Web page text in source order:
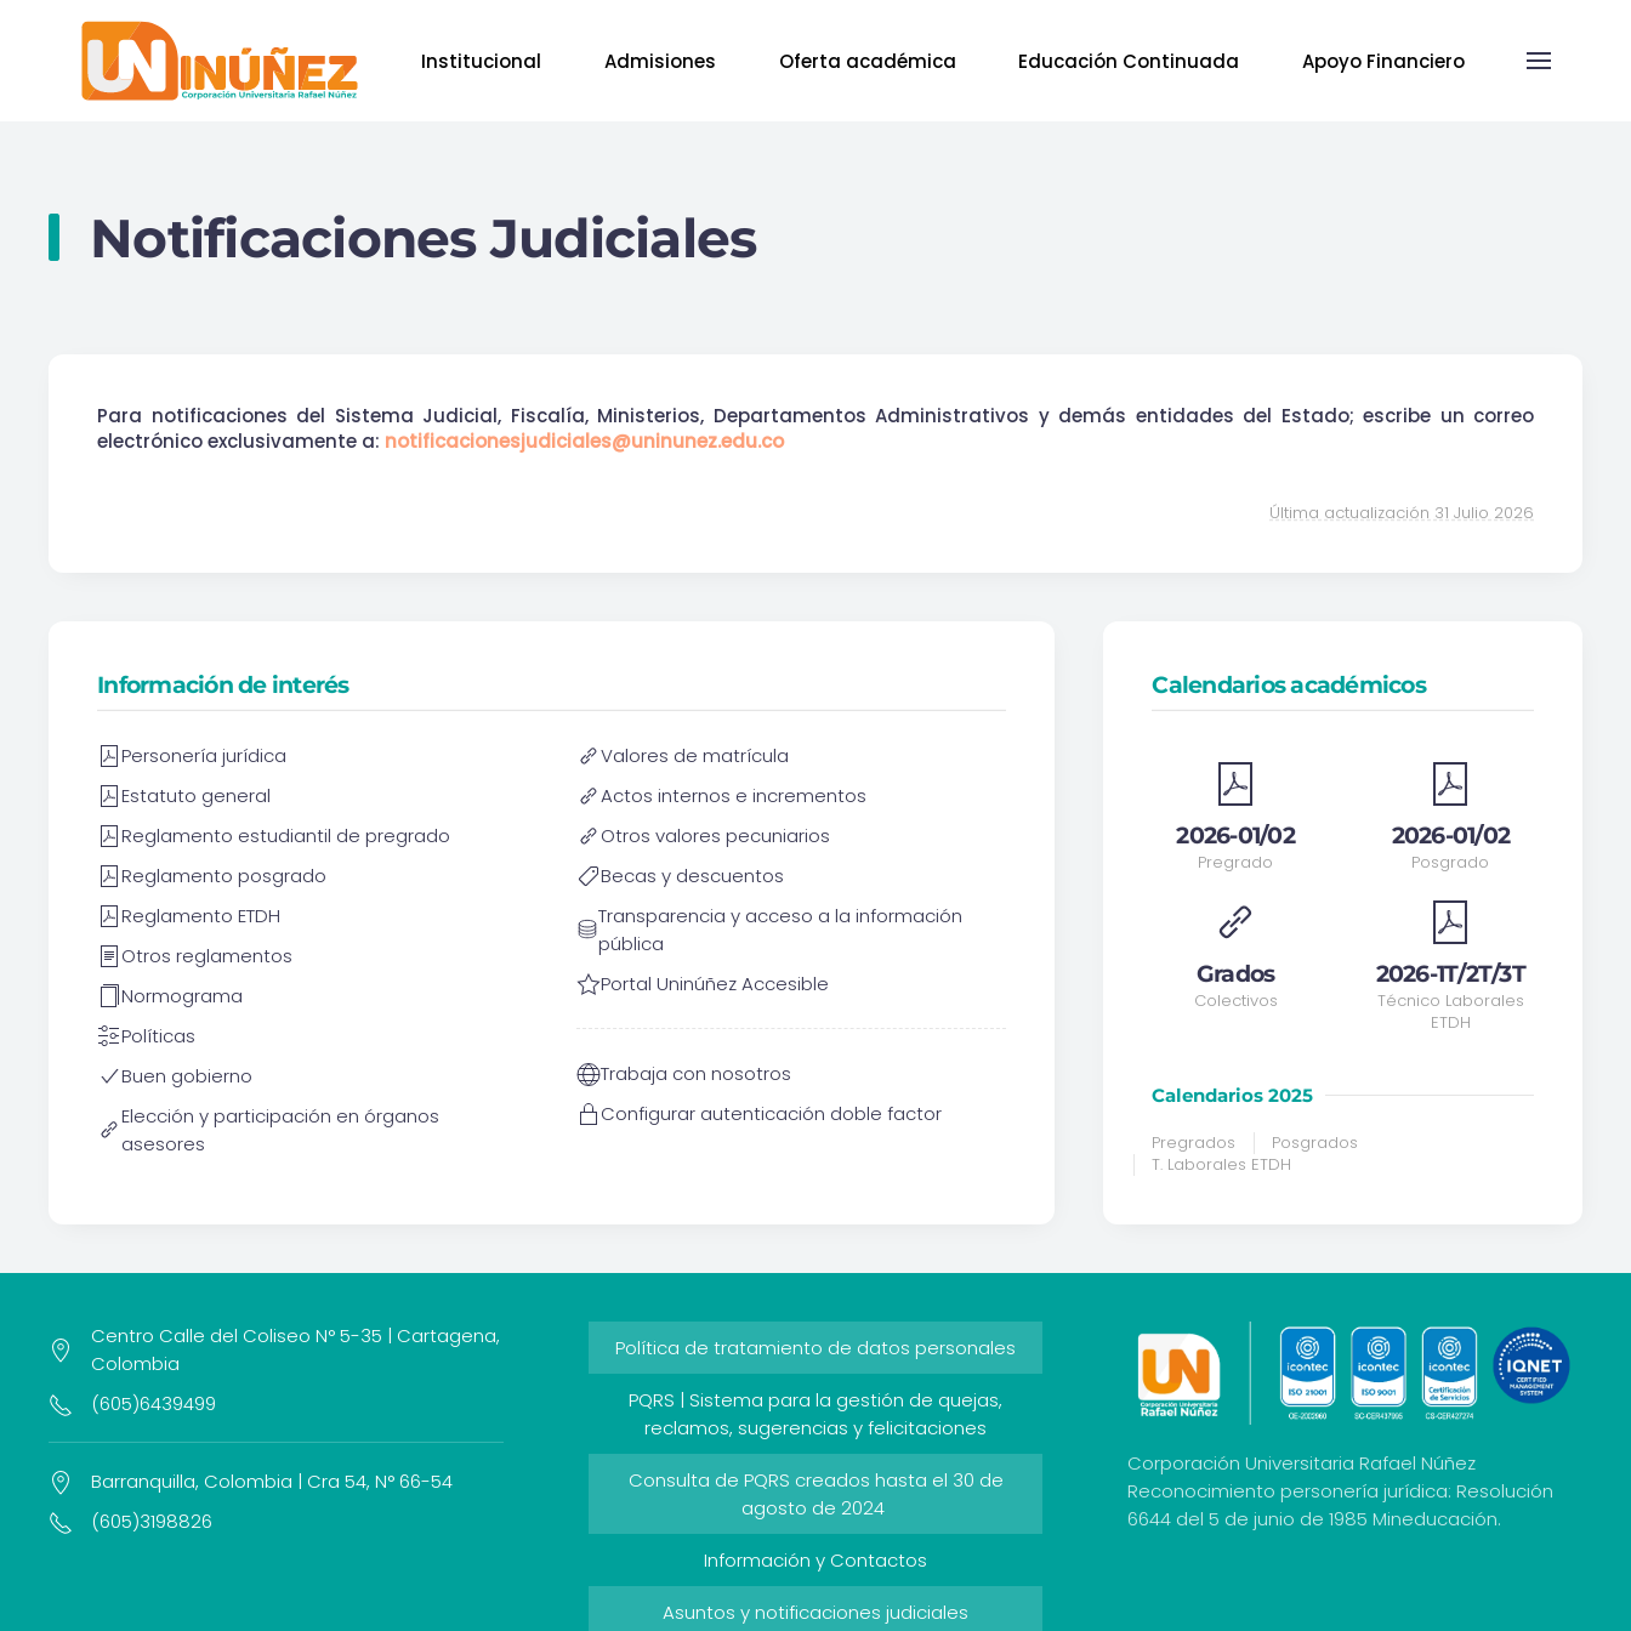
Skip to main content Institucional Admisiones Oferta académica Educación Continuada Apoyo Financiero
Notificaciones Judiciales
Para notificaciones del Sistema Judicial, Fiscalía, Ministerios, Departamentos Administrativos y demás entidades del Estado; escribe un correo
electrónico exclusivamente a: notificacionesjudiciales@uninunez.edu.co
Última actualización 31 Julio 2026
Información de interés
Personería jurídica
Estatuto general
Reglamento estudiantil de pregrado
Reglamento posgrado
Reglamento ETDH
Otros reglamentos
Normograma
Políticas
Buen gobierno
Elección y participación en órganos
asesores
Valores de matrícula
Actos internos e incrementos
Otros valores pecuniarios
Becas y descuentos
Transparencia y acceso a la información
pública
Portal Uninúñez Accesible
Trabaja con nosotros
Configurar autenticación doble factor
Calendarios académicos
2026-01/02
Pregrado
Grados
Colectivos
2026-01/02
Posgrado
2026-1T/2T/3T
Técnico Laborales
ETDH
Calendarios 2025
Pregrados
Posgrados
T. Laborales ETDH
Centro Calle del Coliseo N° 5-35 | Cartagena,
Colombia
(605)6439499
Barranquilla, Colombia | Cra 54, N° 66-54
(605)3198826
Política de tratamiento de datos personales
PQRS | Sistema para la gestión de quejas,
reclamos, sugerencias y felicitaciones
Consulta de PQRS creados hasta el 30 de
agosto de 2024
Información y Contactos
Asuntos y notificaciones judiciales
Corporación Universitaria Rafael Núñez
Reconocimiento personería jurídica: Resolución
6644 del 5 de junio de 1985 Mineducación.